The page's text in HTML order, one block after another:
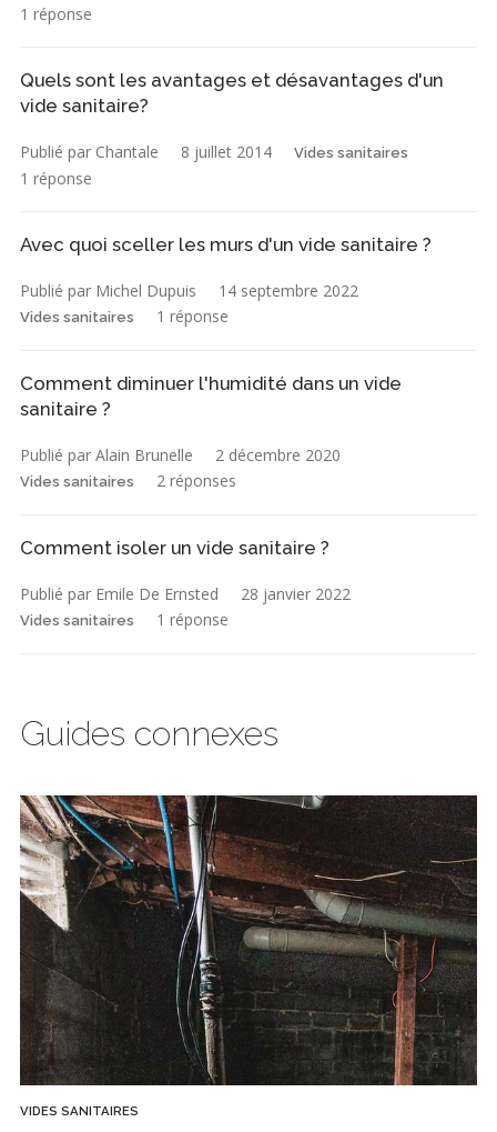
1 réponse
Quels sont les avantages et désavantages d'un
vide sanitaire?
Publié par Chantale 8 juillet 2014 Vides sanitaires
1 réponse
Avec quoi sceller les murs d'un vide sanitaire ?
Publié par Michel Dupuis 14 septembre 2022
Vides sanitaires 1 réponse
Comment diminuer l'humidité dans un vide
sanitaire ?
Publié par Alain Brunelle 2 décembre 2020
Vides sanitaires 2 réponses
Comment isoler un vide sanitaire ?
Publié par Emile De Ernsted 28 janvier 2022
Vides sanitaires 1 réponse
Guides connexes
VIDES SANITAIRES